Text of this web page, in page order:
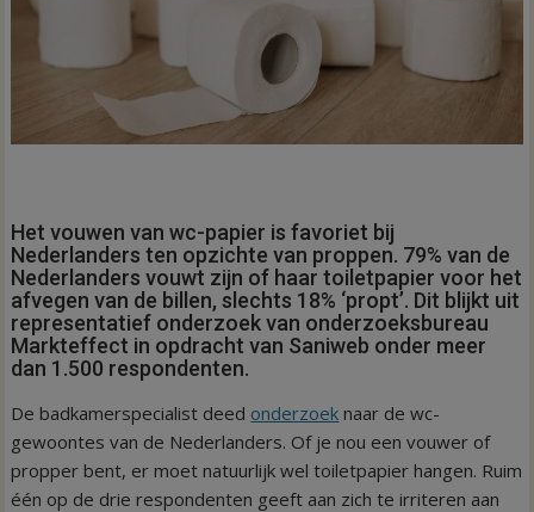
Het vouwen van wc-papier is favoriet bij
Nederlanders ten opzichte van proppen. 79% van de
Nederlanders vouwt zijn of haar toiletpapier voor het
afvegen van de billen, slechts 18% ‘propt’. Dit blijkt uit
representatief onderzoek van onderzoeksbureau
Markteffect in opdracht van Saniweb onder meer
dan 1.500 respondenten.
De badkamerspecialist deed onderzoek naar de wc-
gewoontes van de Nederlanders. Of je nou een vouwer of
propper bent, er moet natuurlijk wel toiletpapier hangen. Ruim
één op de drie respondenten geeft aan zich te irriteren aan